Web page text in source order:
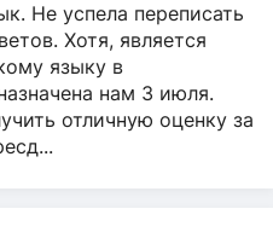
Не успела переписать
Хотя, является
языку в
нам 3 июля.
отличную оценку за